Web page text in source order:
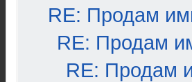
RE: Продам
RE: Продам
RE: Продам